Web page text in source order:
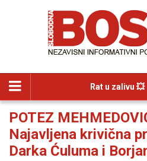
Rat u zalivu 💥
POTEZ
Najavljena krivična
Darka Ćuluma i